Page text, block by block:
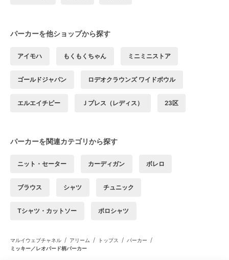
パーカーを他ショップから探す
アイモハ もくもくちゃん ミニミニストア
ゴールドジャパン ロデオクラウンズ ワイドボウル
エルエイチピー Ｊプレス（レディス） 23区
パーカーを関連カテゴリから探す
ニット・セーター カーディガン ボレロ
ブラウス シャツ チュニック
Tシャツ・カットソー ポロシャツ
マルイウェブチャネル / アリーム / トップス / パーカー /
ミッキー／レオパード柄パーカー